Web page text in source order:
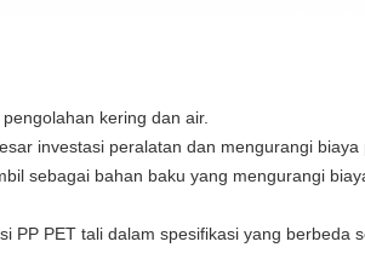
kering dan air.
investasi peralatan dan mengurangi biaya
sebagai bahan baku yang mengurangi
PP PET tali dalam spesifikasi yang berbeda